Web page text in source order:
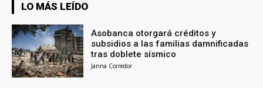
LO MÁS LEÍDO
Asobanca otorgará créditos y
subsidios a las familias damnificadas
tras doblete sísmico
Janna Corredor